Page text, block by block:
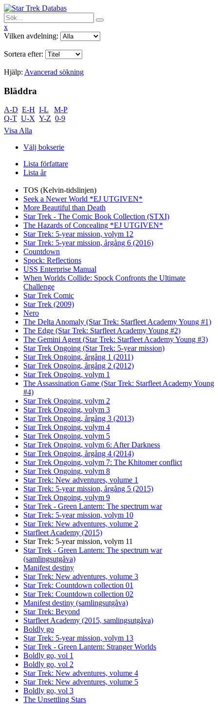
x
Vilken avdelning:
Sortera efter:
Hjälp: Avancerad sökning
Bläddra
A-D E-H I-L
M-P
Q-T U-X Y-Z 0-9
Visa Alla
Välj bokserie
Lista författare
Lista år
TOS (Kelvin-tidslinjen)
Seek a Newer World *EJ UTGIVEN*
More Beautiful than Death
Star Trek - The Comic Book Collection (STXI)
The Hazards of Concealing *EJ UTGIVEN*
Star Trek: 5-year mission, volym 12
Star Trek: 5-year mission, årgång 6 (2016)
Countdown
Spock: Reflections
USS Enterprise Manual
When Worlds Collide: Spock Confronts the Ultimate
Challenge
Star Trek Comic
Star Trek (2009)
Nero
The Delta Anomaly (Star Trek: Starfleet Academy Young #1)
The Edge (Star Trek: Starfleet Academy Young #2)
The Gemini Agent (Star Trek: Starfleet Academy Young #3)
Star Trek Ongoing (Star Trek: 5-year mission)
Star Trek Ongoing, årgång 1 (2011)
Star Trek Ongoing, årgång 2 (2012)
Star Trek Ongoing, volym 1
The Assassination Game (Star Trek: Starfleet Academy Young
#4)
Star Trek Ongoing, volym 2
Star Trek Ongoing, volym 3
Star Trek Ongoing, årgång 3 (2013)
Star Trek Ongoing, volym 4
Star Trek Ongoing, volym 5
Star Trek Ongoing, volym 6: After Darkness
Star Trek Ongoing, årgång 4 (2014)
Star Trek Ongoing, volym 7: The Khitomer conflict
Star Trek Ongoing, volym 8
Star Trek: New adventures, volume 1
Star Trek: 5-year mission, årgång 5 (2015)
Star Trek Ongoing, volym 9
Star Trek - Green Lantern: The spectrum war
Star Trek: 5-year mission, volym 10
Star Trek: New adventures, volume 2
Starfleet Academy (2015)
Star Trek: 5-year mission, volym 11
Star Trek - Green Lantern: The spectrum war
(samlingsutgåva)
Manifest destiny
Star Trek: New adventures, volume 3
Star Trek: Countdown collection 01
Star Trek: Countdown collection 02
Manifest destiny (samlingsutgåva)
Star Trek: Beyond
Starfleet Academy (2015, samlingsutgåva)
Boldly go
Star Trek: 5-year mission, volym 13
Star Trek - Green Lantern: Stranger Worlds
Boldly go, vol 1
Boldly go, vol 2
Star Trek: New adventures, volume 4
Star Trek: New adventures, volume 5
Boldly go, vol 3
The Unsettling Stars